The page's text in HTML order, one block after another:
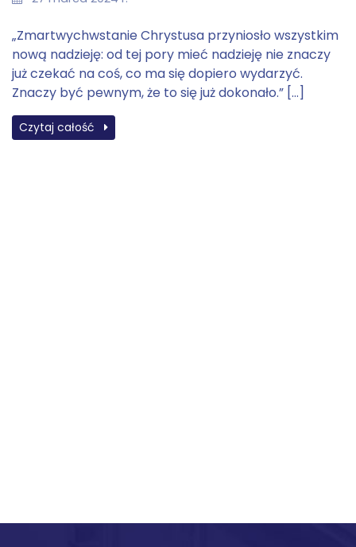
„Zmartwychwstanie Chrystusa przyniosło wszystkim
nową nadzieję: od tej pory mieć nadzieję nie znaczy
już czekać na coś, co ma się dopiero wydarzyć.
Znaczy być pewnym, że to się już dokonało.” […]
Czytaj całość